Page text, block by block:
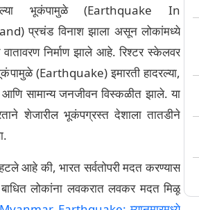
भूकंपामुळे (Earthquake In
प्रचंड विनाश झाला असून लोकांमध्ये
निर्माण झाले आहे. रिश्टर स्केलवर
(Earthquake) इमारती हादरल्या,
आणि सामान्य जनजीवन विस्कळीत झाले. या
शेजारील भूकंपग्रस्त देशाला तातडीने
आहे की, भारत सर्वतोपरी मदत करण्यास
बाधित लोकांना लवकरात लवकर मदत मिळू